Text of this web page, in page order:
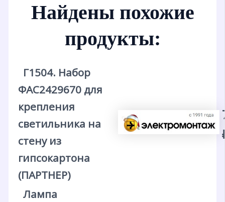
Найдены похожие
продукты:
Г1504. Набор
ФАС2429670 для
крепления
светильника на
стену из
гипсокартона
(ПАРТНЕР)
Лампа